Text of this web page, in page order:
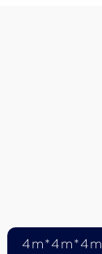
4m*4m*4m